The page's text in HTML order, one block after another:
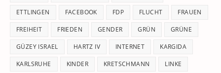
ETTLINGEN FACEBOOK FDP FLUCHT FRAUEN
FREIHEIT FRIEDEN GENDER GRÜN GRÜNE
GÜZEY ISRAEL HARTZ IV INTERNET KARGIDA
KARLSRUHE KINDER KRETSCHMANN LINKE